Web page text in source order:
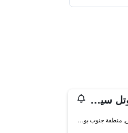
كلاريون كونجرس هوتل سيسك بوديوفيتش
Prazska Trida 14, كي بوديجوفيس, منطقة جنوب بوهيميا, جمهورية التشيك